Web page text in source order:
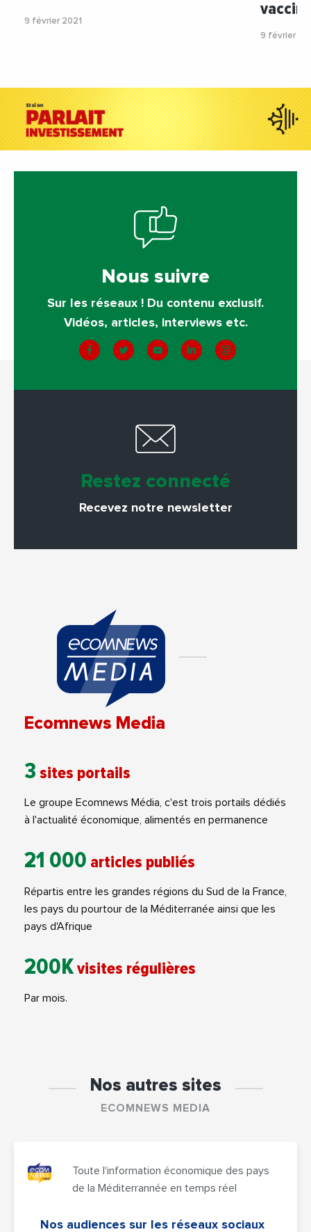
9 février 2021
vaccin
9 février
Nous suivre
Sur les réseaux ! Du contenu exclusif.
Vidéos, articles, interviews etc.
Restez connecté
Recevez notre newsletter
Ecomnews Media
3 sites portails
Le groupe Ecomnews Média, c'est trois portails dédiés
à l'actualité économique, alimentés en permanence
21 000 articles publiés
Répartis entre les grandes régions du Sud de la France,
les pays du pourtour de la Méditerranée ainsi que les
pays d'Afrique
200Kvisites régulières
Par mois.
Nos autres sites
ECOMNEWS MEDIA
Toute l'information économique des pays
de la Méditerrannée en temps réel
Nos audiences sur les réseaux sociaux